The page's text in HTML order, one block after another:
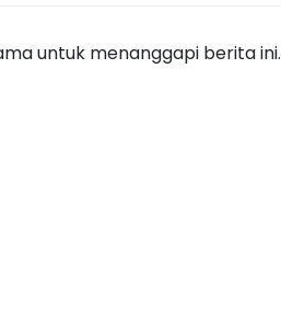
untuk menanggapi berita ini.